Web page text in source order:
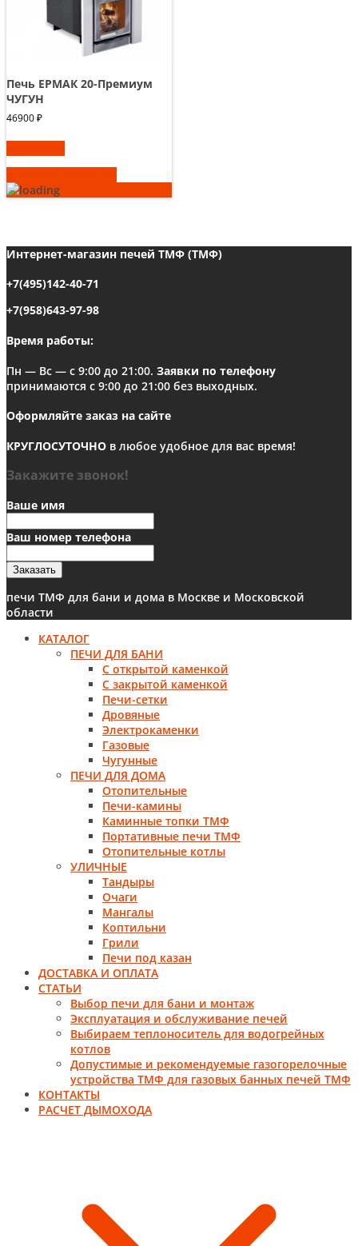
Печь ЕРМАК 20-Премиум
ЧУГУН
46900₽
Интернет-магазин печей ТМФ (ТМФ)
+7(495)142-40-71
+7(958)643-97-98
Время работы:
Пн — Вс — с 9:00 до 21:00. Заявки по телефону
принимаются с 9:00 до 21:00 без выходных.
Оформляйте заказ на сайте
КРУГЛОСУТОЧНО в любое удобное для вас время!
Закажите звонок!
Ваше имя
Ваш номер телефона
Заказать
печи ТМФ для бани и дома в Москве и Московской
области
КАТАЛОГ
ПЕЧИ ДЛЯ БАНИ
С открытой каменкой
С закрытой каменкой
Печи-сетки
Дровяные
Электрокаменки
Газовые
Чугунные
ПЕЧИ ДЛЯ ДОМА
Отопительные
Печи-камины
Каминные топки ТМФ
Портативные печи ТМФ
Отопительные котлы
УЛИЧНЫЕ
Тандыры
Очаги
Мангалы
Коптильни
Грили
Печи под казан
ДОСТАВКА И ОПЛАТА
СТАТЬИ
Выбор печи для бани и монтаж
Эксплуатация и обслуживание печей
Выбираем теплоноситель для водогрейных
котлов
Допустимые и рекомендуемые газогорелочные
устройства ТМФ для газовых банных печей ТМФ
КОНТАКТЫ
РАСЧЕТ ДЫМОХОДА